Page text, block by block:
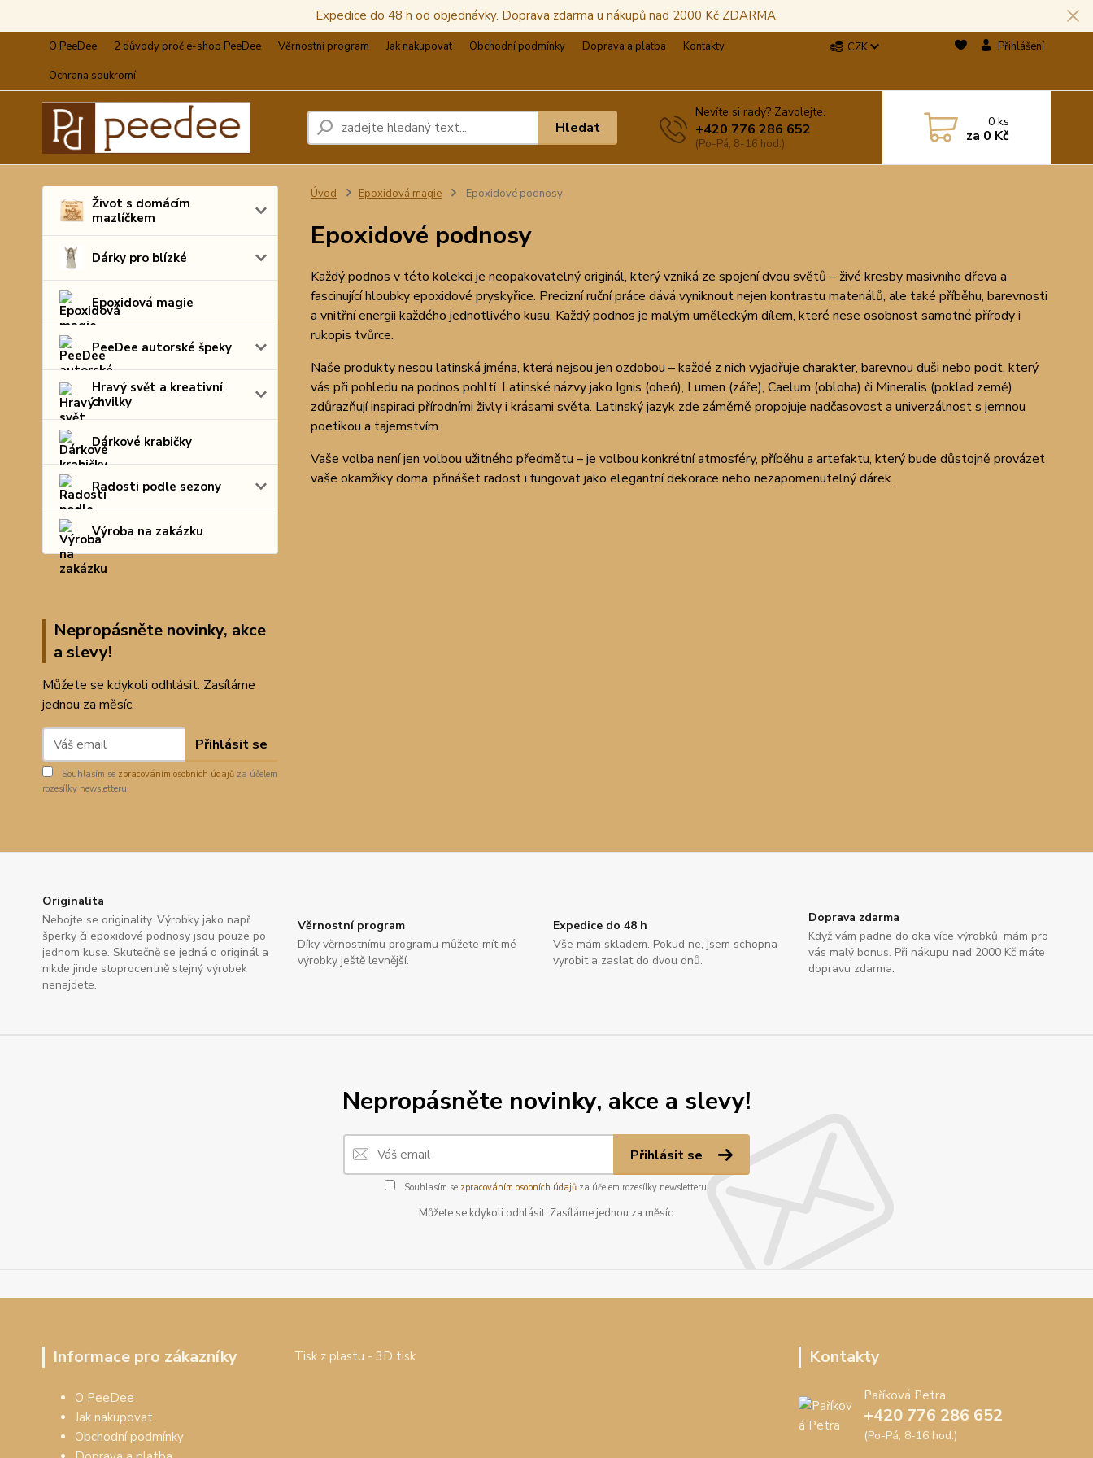
Expedice do 48 h od objednávky. Doprava zdarma u nákupů nad 2000 Kč ZDARMA.
O PeeDee 2 důvody proč e-shop PeeDee Věrnostní program Jak nakupovat Obchodní podmínky Doprava a platba
Kontakty
Ochrana soukromí
CZK Přihlášení
Hledat
Nevíte si rady? Zavolejte.
+420 776 286 652
(Po-Pá, 8-16 hod.)
0ks
za 0 Kč
Život s domácím
mazlíčkem
Dárky pro blízké
Epoxidová magie
PeeDee autorské špeky
Hravý svět a kreativní
chvilky
Dárkové krabičky
Radosti podle sezony
Výroba na zakázku
Nepropásněte novinky, akce
a slevy!
Můžete se kdykoli odhlásit. Zasíláme
jednou za měsíc.
Přihlásit se
Souhlasím se zpracováním osobních údajů za účelem
rozesílky newsletteru.
Úvod Epoxidová magie Epoxidové podnosy
Epoxidové podnosy
Každý podnos v této kolekci je neopakovatelný originál, který vzniká ze spojení dvou světů – živé kresby masivního dřeva a
fascinující hloubky epoxidové pryskyřice. Precizní ruční práce dává vyniknout nejen kontrastu materiálů, ale také příběhu, barevnosti
a vnitřní energii každého jednotlivého kusu. Každý podnos je malým uměleckým dílem, které nese osobnost samotné přírody i
rukopis tvůrce.​
Naše produkty nesou latinská jména, která nejsou jen ozdobou – každé z nich vyjadřuje charakter, barevnou duši nebo pocit, který
vás při pohledu na podnos pohltí. Latinské názvy jako Ignis (oheň), Lumen (záře), Caelum (obloha) či Mineralis (poklad země)
zdůrazňují inspiraci přírodními živly i krásami světa. Latinský jazyk zde záměrně propojuje nadčasovost a univerzálnost s jemnou
poetikou a tajemstvím.
Vaše volba není jen volbou užitného předmětu – je volbou konkrétní atmosféry, příběhu a artefaktu, který bude důstojně provázet
vaše okamžiky doma, přinášet radost i fungovat jako elegantní dekorace nebo nezapomenutelný dárek.
Originalita
Nebojte se originality. Výrobky jako např.
šperky či epoxidové podnosy jsou pouze po
jednom kuse. Skutečně se jedná o originál a
nikde jinde stoprocentně stejný výrobek
nenajdete.
Věrnostní program
Díky věrnostnímu programu můžete mít mé
výrobky ještě levnější.
Expedice do 48 h
Vše mám skladem. Pokud ne, jsem schopna
vyrobit a zaslat do dvou dnů.
Doprava zdarma
Když vám padne do oka více výrobků, mám pro
vás malý bonus. Při nákupu nad 2000 Kč máte
dopravu zdarma.
Nepropásněte novinky, akce a slevy!
Přihlásit se
Souhlasím se zpracováním osobních údajůza účelem rozesílky newsletteru.
Můžete se kdykoli odhlásit. Zasíláme jednou za měsíc.
Informace pro zákazníky
O PeeDee
Jak nakupovat
Obchodní podmínky
Tisk z plastu - 3D tisk Kontakty
Paříková Petra
+420 776 286 652
(Po-Pá, 8-16 hod.)